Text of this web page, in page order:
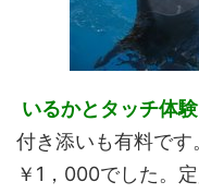
いるかとタッチ体験
付き添いも有料で
￥1，000でした。